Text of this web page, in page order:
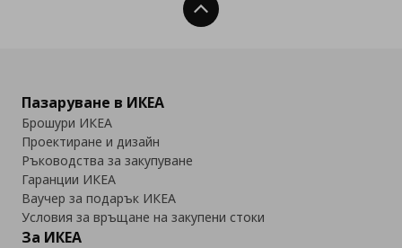
Нагоре
Пазаруване в ИКЕА
Брошури ИКЕА
Проектиране и дизайн
Ръководства за закупуване
Гаранции ИКЕА
Ваучер за подарък ИКЕА
Условия за връщане на закупени стоки
За ИКЕА